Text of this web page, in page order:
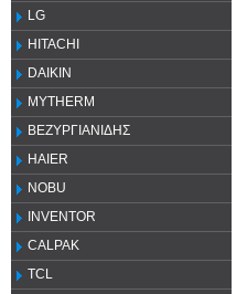
LG
HITACHI
DAIKIN
MYTHERM
ΒΕΖΥΡΓΙΑΝΙΔΗΣ
HAIER
NOBU
INVENTOR
CALPAK
TCL